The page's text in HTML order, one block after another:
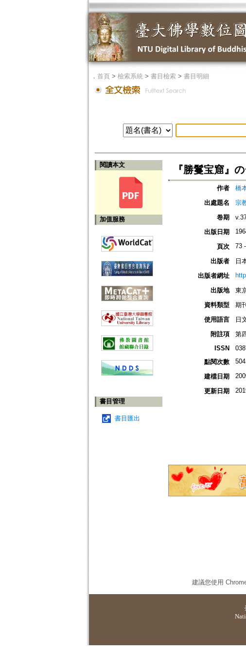
． 首頁> 檢索系統> 書目檢索> 書目明細
閱讀本文
加值服務
書目管理
書目匯出
『勝鬘宝窟』
作者
橋
出處題名
宗
卷期
出版日期
頁次 73
出版者
日
出版者網址
出版地
東
資料類型
期
使用語言
日
附註項
第
ISSN
點閱次數
504
建檔日期
更新日期
建議您使用